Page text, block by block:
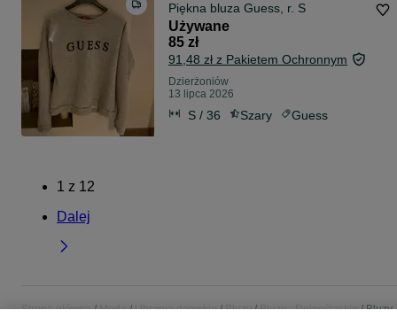
Piękna bluza Guess, r. S
Używane
85 zł
91,48 zł z Pakietem Ochronnym
Dzierżoniów
13 lipca 2026
S / 36 Szary Guess
1 z 12
Dalej
Strona główna Moda Ubrania damskie Bluzy Bluzy - Dolnośląskie
Bluzy